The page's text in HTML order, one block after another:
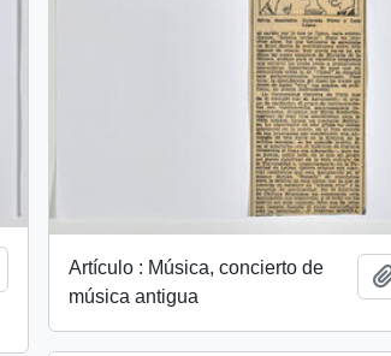
Añadir al portapapeles
Artículo : Música, concierto de
música antigua